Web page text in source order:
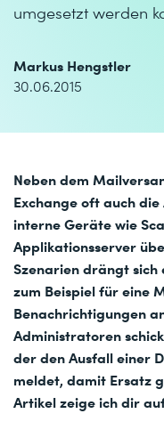
umgesetzt werden
Markus Hengstler
30.06.2015
Neben dem
Exchange oft auch
interne Geräte wie
Applikationsserver
Szenarien drängt sich
zum Beispiel für eine
Benachrichtigungen
Administratoren
der den Ausfall einer
meldet, damit Ersatz
Artikel zeige ich dir